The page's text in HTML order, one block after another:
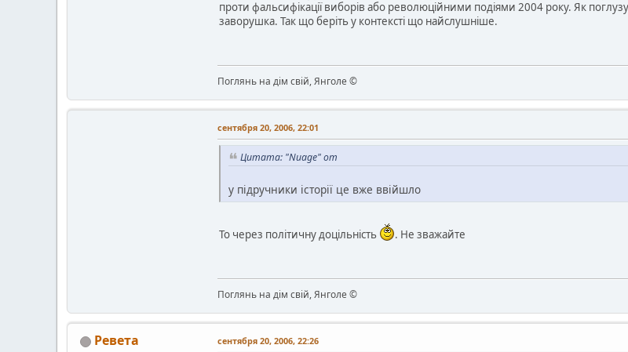
проти фальсифікації виборів або революційними подіями 2004 року. Як
заворушка. Так що беріть у контексті що найслушніше.
Поглянь на дім свій, Янголе ©
сентября 20, 2006, 22:01
Цитата: "Nuage" от
у підручники історії це вже ввійшло
То через політичну доцільність . Не зважайте
Поглянь на дім свій, Янголе ©
Ревета сентября 20, 2006, 22:26